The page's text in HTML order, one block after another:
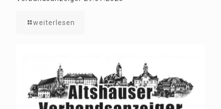
weiterlesen